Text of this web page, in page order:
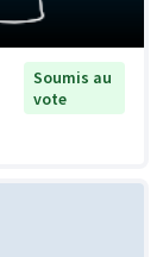
Soumis au
vote